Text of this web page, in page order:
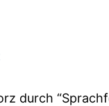
durch